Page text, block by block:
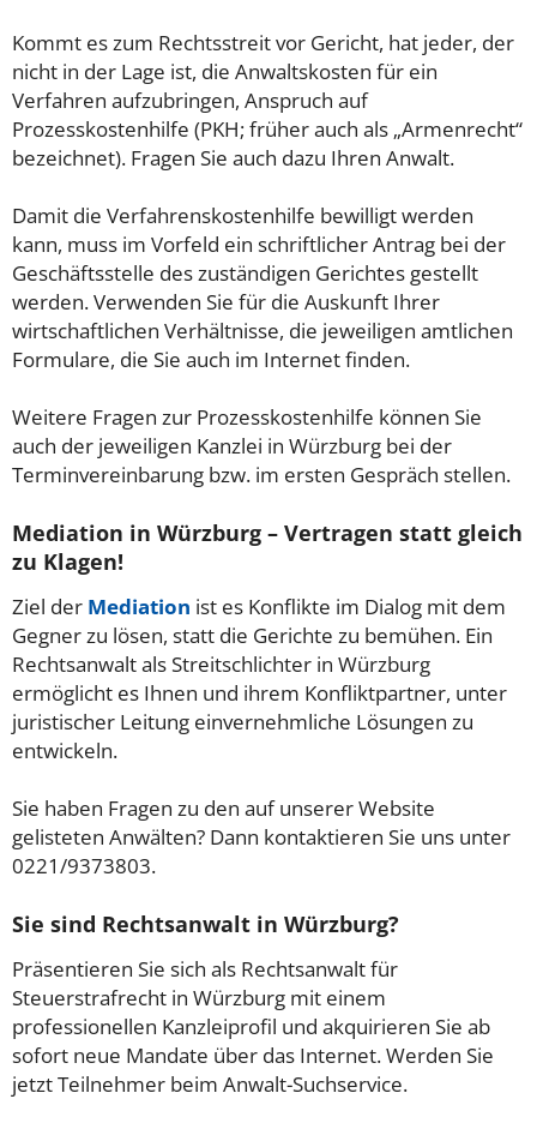
Kommt es zum Rechtsstreit vor Gericht, hat jeder, der
nicht in der Lage ist, die Anwaltskosten für ein
Verfahren aufzubringen, Anspruch auf
Prozesskostenhilfe (PKH; früher auch als „Armenrecht“
bezeichnet). Fragen Sie auch dazu Ihren Anwalt.
Damit die Verfahrenskostenhilfe bewilligt werden
kann, muss im Vorfeld ein schriftlicher Antrag bei der
Geschäftsstelle des zuständigen Gerichtes gestellt
werden. Verwenden Sie für die Auskunft Ihrer
wirtschaftlichen Verhältnisse, die jeweiligen amtlichen
Formulare, die Sie auch im Internet finden.
Weitere Fragen zur Prozesskostenhilfe können Sie
auch der jeweiligen Kanzlei in Würzburg bei der
Terminvereinbarung bzw. im ersten Gespräch stellen.
Mediation in Würzburg – Vertragen statt gleich
zu Klagen!
Ziel der Mediation ist es Konflikte im Dialog mit dem
Gegner zu lösen, statt die Gerichte zu bemühen. Ein
Rechtsanwalt als Streitschlichter in Würzburg
ermöglicht es Ihnen und ihrem Konfliktpartner, unter
juristischer Leitung einvernehmliche Lösungen zu
entwickeln.
Sie haben Fragen zu den auf unserer Website
gelisteten Anwälten? Dann kontaktieren Sie uns unter
0221/9373803.
Sie sind Rechtsanwalt in Würzburg?
Präsentieren Sie sich als Rechtsanwalt für
Steuerstrafrecht in Würzburg mit einem
professionellen Kanzleiprofil und akquirieren Sie ab
sofort neue Mandate über das Internet. Werden Sie
jetzt Teilnehmer beim Anwalt-Suchservice.